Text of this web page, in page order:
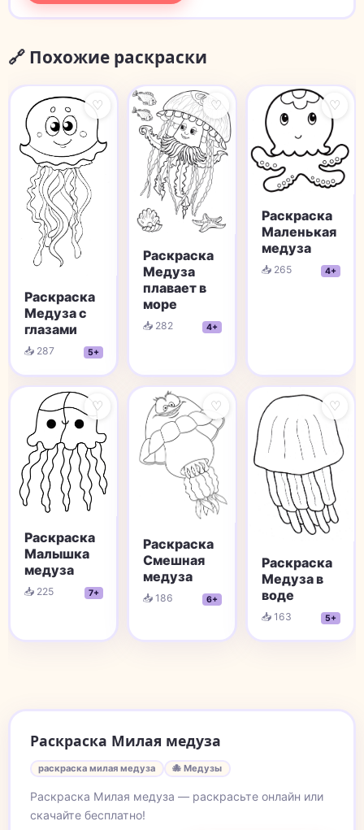
🔗 Похожие раскраски
♡
Раскраска
Медуза с
глазами
📥 287 5+
♡
Раскраска
Медуза
плавает в
море
📥 282 4+
♡
Раскраска
Маленькая
медуза
📥 265 4+
♡
Раскраска
Малышка
медуза
📥 225 7+
♡
Раскраска
Смешная
медуза
📥 186 6+
♡
Раскраска
Медуза в
воде
📥 163 5+
Раскраска Милая медуза
раскраска милая медуза 🐙 Медузы
Раскраска Милая медуза — раскрасьте онлайн или
скачайте бесплатно!